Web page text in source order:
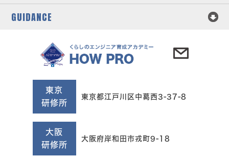
GUIDANCE
東京
研修所
東京都江戸川区中葛西3-37-8
大阪
研修所
大阪府岸和田市戎町9-18